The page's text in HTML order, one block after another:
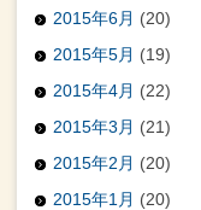
2015年6月 (20)
2015年5月 (19)
2015年4月 (22)
2015年3月 (21)
2015年2月 (20)
2015年1月 (20)